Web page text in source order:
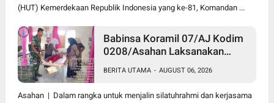
(HUT) Kemerdekaan Republik Indonesia yang ke-81, Komandan ...
Babinsa Koramil 07/AJ Kodim
0208/Asahan Laksanakan
Pegawai Kesehatan Di
Puskesmas
BERITA UTAMA - AUGUST 06, 2026
Asahan | Dalam rangka untuk menjalin silatuhrahmi dan kerjasama